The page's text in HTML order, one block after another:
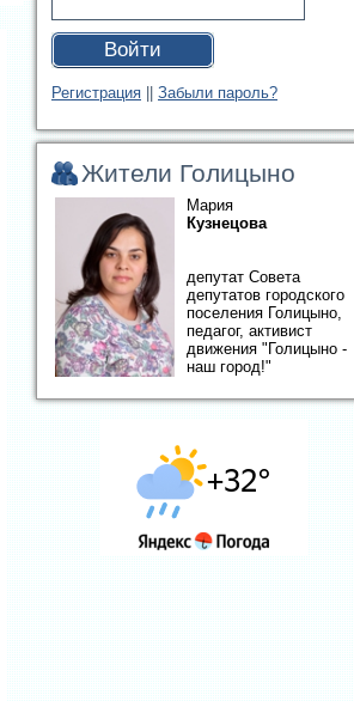
Войти
Регистрация Забыли пароль?
Жители Голицыно
Мария
Кузнецова
депутат Совета
депутатов городского
поселения Голицыно,
педагог, активист
движения "Голицыно -
наш город!"